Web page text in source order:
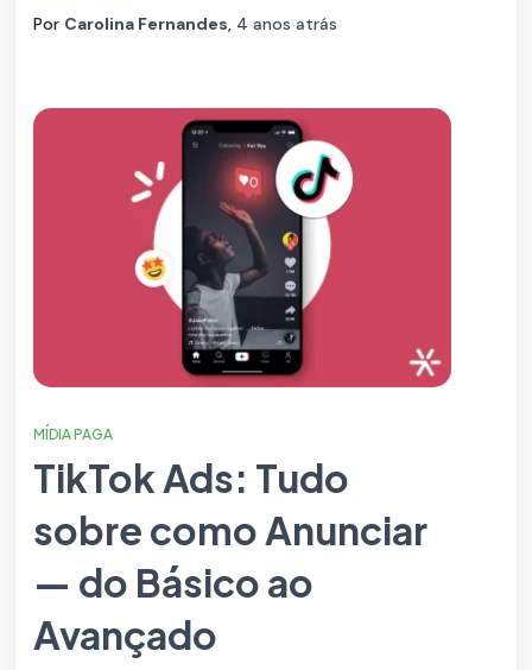
Por Carolina Fernandes, 4 anos atrás
MÍDIA PAGA
TikTok Ads: Tudo
sobre como Anunciar
— do Básico ao
Avançado